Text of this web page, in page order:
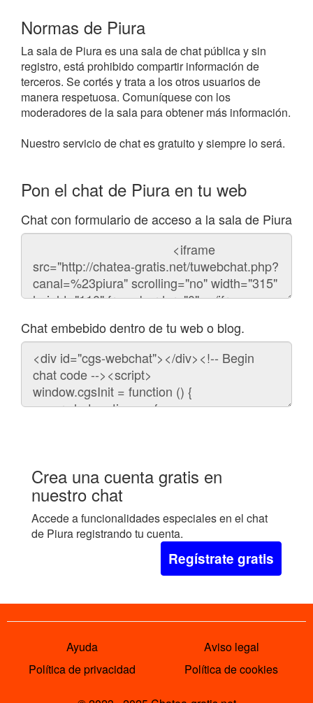
Normas de Piura
La sala de Piura es una sala de chat pública y sin
registro, está prohibido compartir información de
terceros. Se cortés y trata a los otros usuarios de
manera respetuosa. Comuníquese con los
moderadores de la sala para obtener más información.
Nuestro servicio de chat es gratuito y siempre lo será.
Pon el chat de Piura en tu web
Chat con formulario de acceso a la sala de Piura
Código
chat
Chat embebido dentro de tu web o blog.
Código
para
embeber
chat
Crea una cuenta gratis en
nuestro chat
Accede a funcionalidades especiales en el chat
de Piura registrando tu cuenta.
Regístrate gratis
Ayuda
Aviso legal
Política de privacidad
Política de cookies